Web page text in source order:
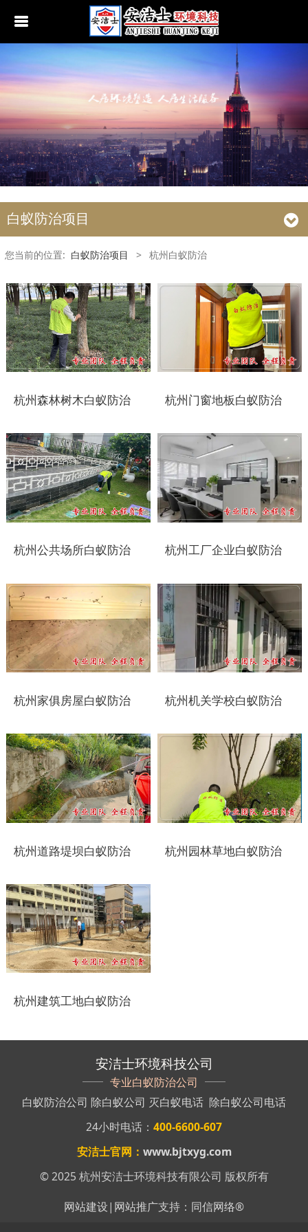
行业动态
南京白蚁防治
无锡白蚁防治
江阴白蚁防治
宜兴白蚁防治
苏州白蚁防治
昆山白蚁防治
太仓白蚁防治
常州白蚁防治
溧阳白蚁防治
如东白蚁防治
启东白蚁防治
如皋白蚁防治
海安白蚁防治
泰州白蚁防治
兴化白蚁防治
靖江白蚁防治
泰兴白蚁防治
扬州白蚁防治
宝应白蚁防治
仪征白蚁防治
高邮白蚁防治
丹阳白蚁防治
扬中白蚁防治
句容白蚁防治
盐城白蚁防治
建湖白蚁防治
淮安白蚁防治
白蚁防治项目
您当前的位置: 白蚁防治项目 > 杭州白蚁防治
杭州森林树木白蚁防治 杭州门窗地板白蚁防治
杭州公共场所白蚁防治 杭州工厂企业白蚁防治
杭州家俱房屋白蚁防治 杭州机关学校白蚁防治
杭州道路堤坝白蚁防治 杭州园林草地白蚁防治
杭州建筑工地白蚁防治
安洁士环境科技公司
专业白蚁防治公司
白蚁防治公司 除白蚁公司 灭白蚁电话 除白蚁公司电话
24小时电话： 400-6600-607
安洁士官网： www.bjtxyg.com
© 2025 杭州安洁士环境科技有限公司 版权所有
网站建设| 网站推广支持： 同信网络®